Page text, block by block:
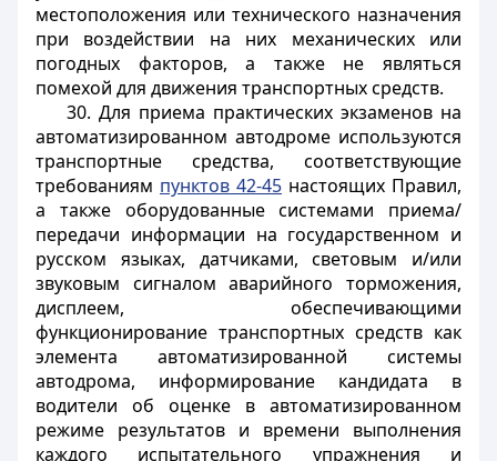
местоположения или технического назначения
при воздействии на них механических или
погодных факторов, а также не являться
помехой для движения транспортных средств.
30. Для приема практических экзаменов на
автоматизированном автодроме используются
транспортные средства, соответствующие
требованиям пунктов 42-45 настоящих Правил,
а также оборудованные системами приема/
передачи информации на государственном и
русском языках, датчиками, световым и/или
звуковым сигналом аварийного торможения,
дисплеем, обеспечивающими
функционирование транспортных средств как
элемента автоматизированной системы
автодрома, информирование кандидата в
водители об оценке в автоматизированном
режиме результатов и времени выполнения
каждого испытательного упражнения и